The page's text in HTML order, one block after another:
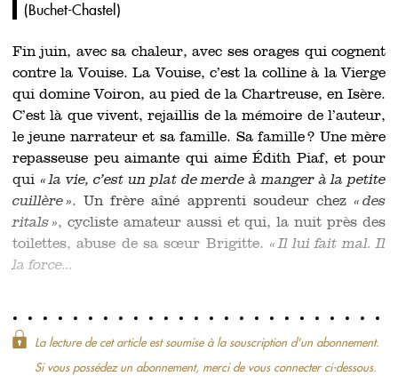
(Buchet-Chastel )
Fin juin, avec sa chaleur, avec ses orages qui cognent
contre la Vouise. La Vouise, c’est la colline à la Vierge
qui domine Voiron, au pied de la Chartreuse, en Isère.
C’est là que vivent, rejaillis de la mémoire de l’auteur,
le jeune narrateur et sa famille. Sa famille ? Une mère
repasseuse peu aimante qui aime Édith Piaf, et pour
qui « la vie, c’est un plat de merde à manger à la petite
cuillère ». Un frère aîné apprenti soudeur chez « des
ritals », cycliste amateur aussi et qui, la nuit près des
toilettes, abuse de sa sœur Brigitte. « Il lui fait mal. Il
la force...
La lecture de cet article est soumise à la souscription d'un abonnement.
Si vous possédez un abonnement, merci de vous connecter ci-dessous.